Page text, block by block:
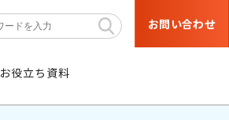
お問い合わせ
お役立ち資料